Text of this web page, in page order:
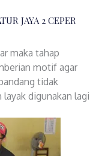
JAYA 2 CEPER
maka tahap
motif agar
tidak
digunakan lagi